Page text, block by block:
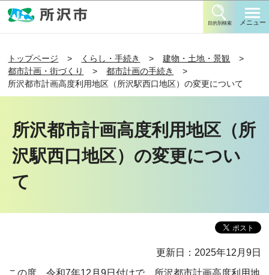
目的別検索 メニュー
トップページ くらし・手続き
建物・土地・景観
都市計画・街づくり
都市計画の手続き
所沢都市計画高度利用地区（所沢駅西口地区）の変更について
所沢都市計画高度利用地区（所
沢駅西口地区）の変更につい
て
更新日：2025年12月9日
この度、令和7年12月9日付けで、所沢都市計画高度利用地